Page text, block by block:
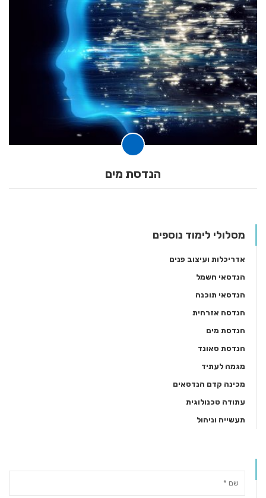
הנדסת מים
מסלולי לימוד נוספים
אדריכלות ועיצוב פנים
הנדסאי חשמל
הנדסאי תוכנה
הנדסה אזרחית
הנדסת מים
הנדסת סאונד
מגמה לעתיד
מכינה קדם הנדסאים
עתודה טכנולוגית
תעשייה וניהול